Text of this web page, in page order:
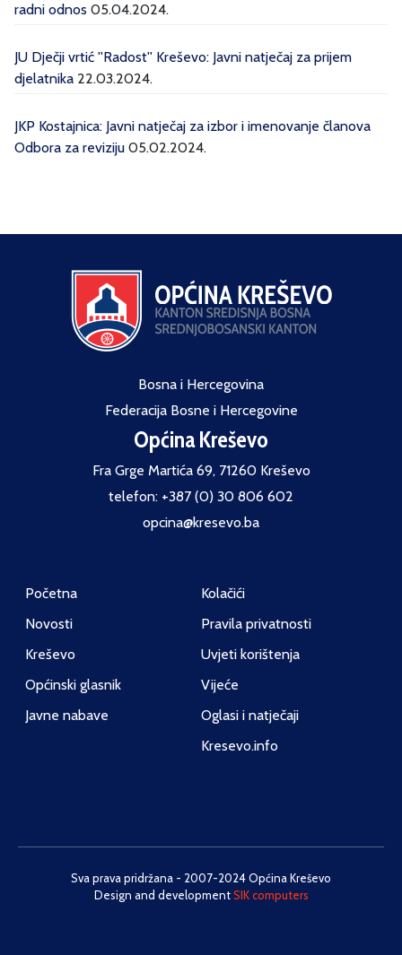
radni odnos 05.04.2024.
JU Dječji vrtić ''Radost'' Kreševo: Javni natječaj za prijem
djelatnika 22.03.2024.
JKP Kostajnica: Javni natječaj za izbor i imenovanje članova
Odbora za reviziju 05.02.2024.
Bosna i Hercegovina
Federacija Bosne i Hercegovine
Općina Kreševo
Fra Grge Martića 69, 71260 Kreševo
telefon: +387 (0) 30 806 602
opcina@kresevo.ba
Početna
Novosti
Kreševo
Općinski glasnik
Javne nabave
Kolačići
Pravila privatnosti
Uvjeti korištenja
Vijeće
Oglasi i natječaji
Kresevo.info
Sva prava pridržana - 2007-2024 Općina Kreševo
Design and developmentSIK computers